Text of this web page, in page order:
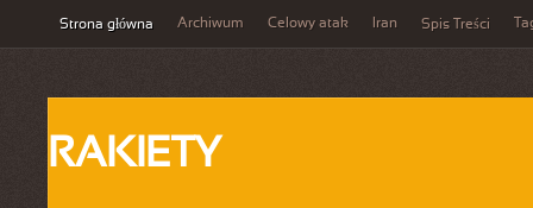
Strona główna Archiwum Celowy atak Iran Spis Treści
RAKIETY